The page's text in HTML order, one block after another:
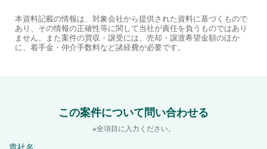
本資料記載の情報は、対象会社から提供された資料に基づくもので
あり、その情報の正確性等に関して当社が責任を負うものではあり
ません。また案件の買収・譲受には、売却・譲渡希望金額のほか
に、着手金・仲介手数料など諸経費が必要です。